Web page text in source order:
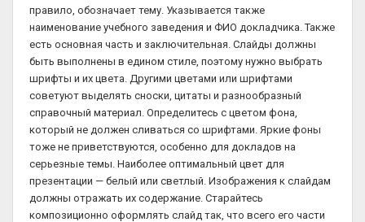
правило, обозначает тему. Указывается также
наименование учебного заведения и ФИО докладчика. Также
есть основная часть и заключительная. Слайды должны
быть выполнены в едином стиле, поэтому нужно выбрать
шрифты и их цвета. Другими цветами или шрифтами
советуют выделять сноски, цитаты и разнообразный
справочный материал. Определитесь с цветом фона,
который не должен сливаться со шрифтами. Яркие фоны
тоже не приветствуются, особенно для докладов на
серьезные темы. Наиболее оптимальный цвет для
презентации — белый или светлый. Изображения к слайдам
должны отражать их содержание. Старайтесь
композиционно оформлять слайд так, что всего его части